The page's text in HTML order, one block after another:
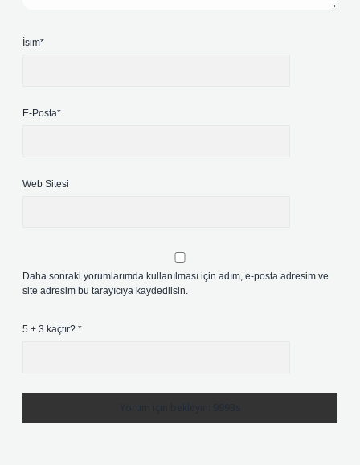
İsim*
E-Posta*
Web Sitesi
Daha sonraki yorumlarımda kullanılması için adım, e-posta adresim ve
site adresim bu tarayıcıya kaydedilsin.
5 + 3 kaçtır? *